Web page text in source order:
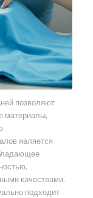
позволяют
материалы,
является
качествами.
подходит